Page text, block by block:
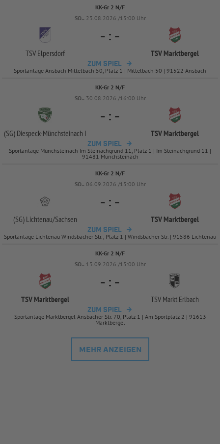
KK-Gr 2 N/F
SO.. 23.08.2026 /15:00 Uhr
TSV Elpersdorf
- : -
TSV Marktbergel
ZUM SPIEL
Sportanlage Ansbach Mittelbach 50, Platz 1 | Mittelbach 50 | 91522 Ansbach
KK-Gr 2 N/F
SO.. 30.08.2026 /16:00 Uhr
(SG) Diespeck-Münchsteinach I
- : -
TSV Marktbergel
ZUM SPIEL
Sportanlage Münchsteinach Im Steinachgrund 11, Platz 1 | Im Steinachgrund 11 |
91481 Münchsteinach
KK-Gr 2 N/F
SO.. 06.09.2026 /15:00 Uhr
(SG) Lichtenau/Sachsen
- : -
TSV Marktbergel
ZUM SPIEL
Sportanlage Lichtenau Windsbacher Str., Platz 1 | Windsbacher Str. | 91586 Lichtenau
KK-Gr 2 N/F
SO.. 13.09.2026 /15:00 Uhr
TSV Marktbergel
- : -
TSV Markt Erlbach
ZUM SPIEL
Sportanlage Marktbergel Ansbacher Str. 70, Platz 1 | Am Sportplatz 2 | 91613
Marktbergel
MEHR ANZEIGEN